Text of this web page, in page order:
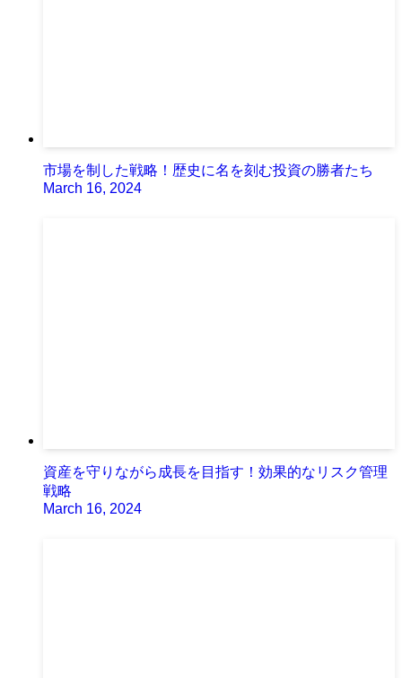
市場を制した戦略！歴史に名を刻む投資の勝者たち
March 16, 2024
資産を守りながら成長を目指す！効果的なリスク管理
戦略
March 16, 2024